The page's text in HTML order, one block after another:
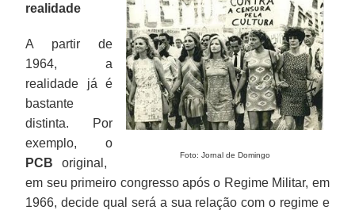
Foto: Jornal de Domingo
realidade
A partir de
1964, a
realidade já é
bastante
distinta. Por
exemplo, o
PCB original,
em seu primeiro congresso após o Regime Militar, em
1966, decide qual será a sua relação com o regime e